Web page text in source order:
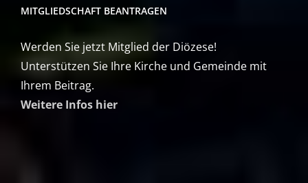
MITGLIEDSCHAFT BEANTRAGEN
Werden Sie jetzt Mitglied der Diözese!
Unterstützen Sie Ihre Kirche und Gemeinde mit
Ihrem Beitrag.
Weitere Infos hier